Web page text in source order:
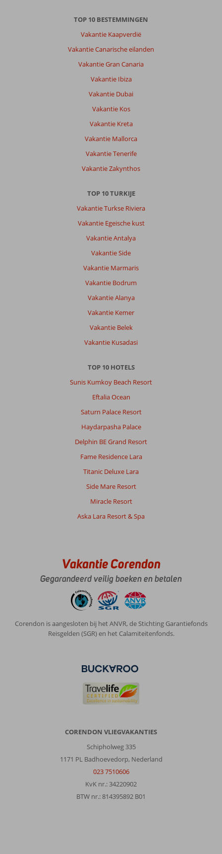
TOP 10 BESTEMMINGEN
Vakantie Kaapverdië
Vakantie Canarische eilanden
Vakantie Gran Canaria
Vakantie Ibiza
Vakantie Dubai
Vakantie Kos
Vakantie Kreta
Vakantie Mallorca
Vakantie Tenerife
Vakantie Zakynthos
TOP 10 TURKIJE
Vakantie Turkse Riviera
Vakantie Egeische kust
Vakantie Antalya
Vakantie Side
Vakantie Marmaris
Vakantie Bodrum
Vakantie Alanya
Vakantie Kemer
Vakantie Belek
Vakantie Kusadasi
TOP 10 HOTELS
Sunis Kumkoy Beach Resort
Eftalia Ocean
Saturn Palace Resort
Haydarpasha Palace
Delphin BE Grand Resort
Fame Residence Lara
Titanic Deluxe Lara
Side Mare Resort
Miracle Resort
Aska Lara Resort & Spa
Vakantie Corendon
Gegarandeerd veilig boeken en betalen
Corendon is aangesloten bij het ANVR, de Stichting Garantiefonds
Reisgelden (SGR) en het Calamiteitenfonds.
CORENDON VLIEGVAKANTIES
Schipholweg 335
1171 PL Badhoevedorp, Nederland
023 7510606
KvK nr.: 34220902
BTW nr.: 814395892 B01